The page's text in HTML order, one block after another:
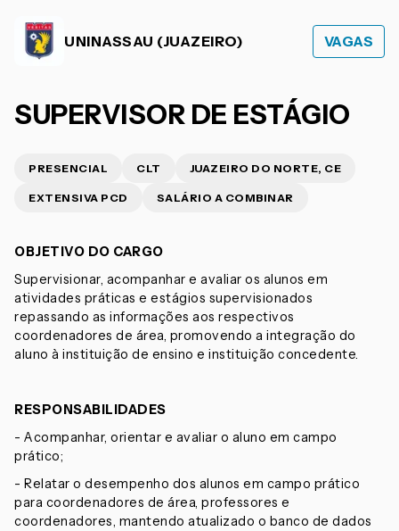
UNINASSAU (JUAZEIRO) VAGAS
SUPERVISOR DE ESTÁGIO
PRESENCIAL CLT JUAZEIRO DO NORTE, CE
EXTENSIVA PCD SALÁRIO A COMBINAR
OBJETIVO DO CARGO
Supervisionar, acompanhar e avaliar os alunos em
atividades práticas e estágios supervisionados
repassando as informações aos respectivos
coordenadores de área, promovendo a integração do
aluno à instituição de ensino e instituição concedente.
RESPONSABILIDADES
- Acompanhar, orientar e avaliar o aluno em campo
prático;
- Relatar o desempenho dos alunos em campo prático
para coordenadores de área, professores e
coordenadores, mantendo atualizado o banco de dados